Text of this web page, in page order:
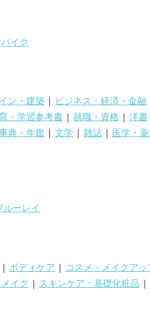
バイク
ン・建築 | ビジネス・経済・金融
・学習参考書 | 就職・資格 | 洋書
典・年鑑 | 文学 | 雑誌 | 医学・
ルーレイ
| ボディケア | コスメ・メイクアッ
イク | スキンケア・基礎化粧品 |